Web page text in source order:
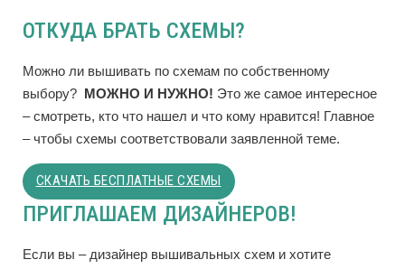
ОТКУДА БРАТЬ СХЕМЫ?
Можно ли вышивать по схемам по собственному
выбору? МОЖНО И НУЖНО! Это же самое интересное
– смотреть, кто что нашел и что кому нравится! Главное
– чтобы схемы соответствовали заявленной теме.
СКАЧАТЬ БЕСПЛАТНЫЕ СХЕМЫ
ПРИГЛАШАЕМ ДИЗАЙНЕРОВ!
Если вы – дизайнер вышивальных схем и хотите